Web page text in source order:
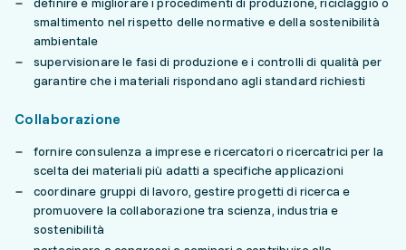
smaltimento nel rispetto delle normative e della sostenibilità
ambientale
supervisionare le fasi di produzione e i controlli di qualità per
garantire che i materiali rispondano agli standard richiesti
Collaborazione
fornire consulenza a imprese e ricercatori o ricercatrici per la
scelta dei materiali più adatti a specifiche applicazioni
coordinare gruppi di lavoro, gestire progetti di ricerca e
promuovere la collaborazione tra scienza, industria e
sostenibilità